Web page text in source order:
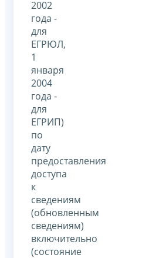
2002
года -
для
ЕГРЮЛ,
1
января
2004
года -
для
ЕГРИП)
по
дату
предоставления
доступа
к
сведениям
(обновленным
сведениям)
включительно
(состояние